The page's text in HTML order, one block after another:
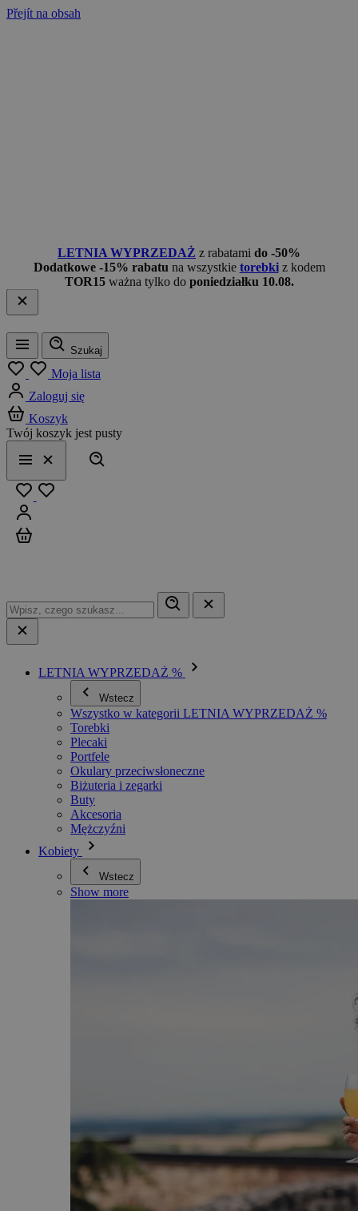
Přejít na obsah
LETNIA WYPRZEDAŻ z rabatami do -50%
Dodatkowe -15% rabatu na wszystkie torebkiz kodem
TOR15 ważna tylko do poniedziałku 10.08.
Menu
Szukaj
Moja lista
Zaloguj się
Koszyk
Twój koszyk jest pusty
Menu
Zamknij
LETNIA WYPRZEDAŻ %
Wstecz
Wszystko w kategorii LETNIA WYPRZEDAŻ %
Torebki
Plecaki
Portfele
Okulary przeciwsłoneczne
Biżuteria i zegarki
Buty
Akcesoria
Mężczyźni
Kobiety
Wstecz
Show more